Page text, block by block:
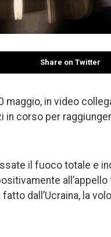
Share on Twitter
in video
in corso per
il fuoco totale e
all’appello
dall’Ucraina, la